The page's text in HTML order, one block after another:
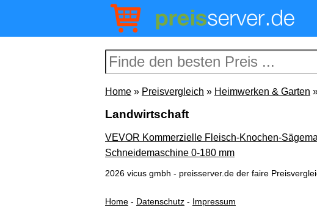
Home » Preisvergleich » Heimwerken & Garten
Landwirtschaft
VEVOR Kommerzielle Fleisch-Knochen-
Schneidemaschine 0-180 mm
2026 vicus gmbh - preisserver.de der faire
Home - Datenschutz - Impressum